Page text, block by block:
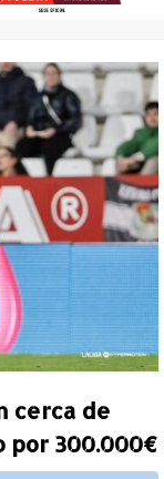
cerca de
300.000€